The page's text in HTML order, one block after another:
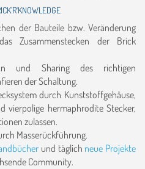
der Bauteile bzw. Veränderung
Zusammenstecken der Brick
und Sharing des richtigen
der Schaltung.
durch Kunststoffgehäuse,
vierpolige hermaphrodite Stecker,
zulassen.
Masserückführung.
und täglich neue Projekte
Community.